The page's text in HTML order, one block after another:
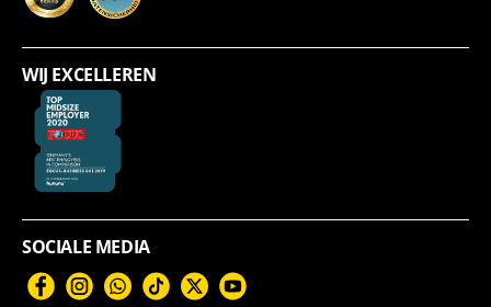
WIJ EXCELLEREN
SOCIALE MEDIA
FacebookInstagram
WhatsApp
TikTokTwitterYouTube